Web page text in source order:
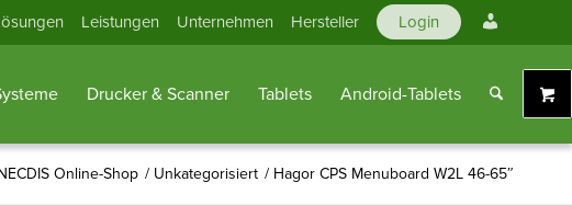
Leistungen Unternehmen Hersteller Login
Konto
Drucker & Scanner Tablets Android-Tablets
Online-Shop / Unkategorisiert / Hagor CPS Menuboard W2L 46-65″